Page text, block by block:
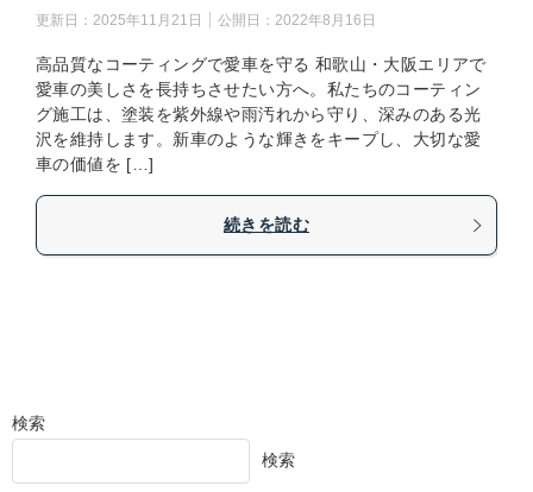
更新日： 2025年11月21日 公開日： 2022年8月16日
高品質なコーティングで愛車を守る 和歌山・大阪エリアで
愛車の美しさを長持ちさせたい方へ。私たちのコーティン
グ施工は、塗装を紫外線や雨汚れから守り、深みのある光
沢を維持します。新車のような輝きをキープし、大切な愛
車の価値を […]
続きを読む
検索
検索